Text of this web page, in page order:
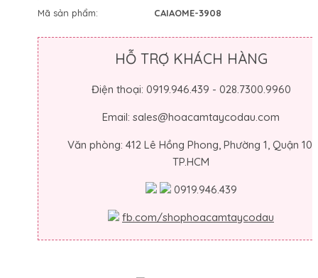
Mã sản phẩm: CAIAOME-3908
HỖ TRỢ KHÁCH HÀNG
Điện thoại: 0919.946.439 - 028.7300.9960
Email: sales@hoacamtaycodau.com
Văn phòng: 412 Lê Hồng Phong, Phường 1, Quận 10,
TP.HCM
0919.946.439
fb.com/shophoacamtaycodau